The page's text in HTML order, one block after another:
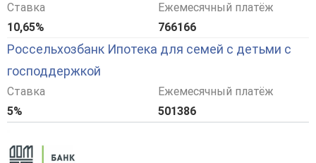
Ставка
10,65%
Ежемесячный платёж
766166
Россельхозбанк Ипотека для семей с детьми с
господдержкой
Ставка
5%
Ежемесячный платёж
501386